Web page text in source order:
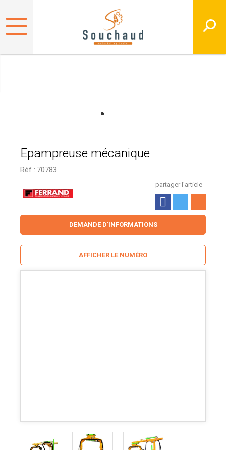
Epampreuse mécanique
Réf : 70783
partager l'article
DEMANDE D'INFORMATIONS
AFFICHER LE NUMÉRO